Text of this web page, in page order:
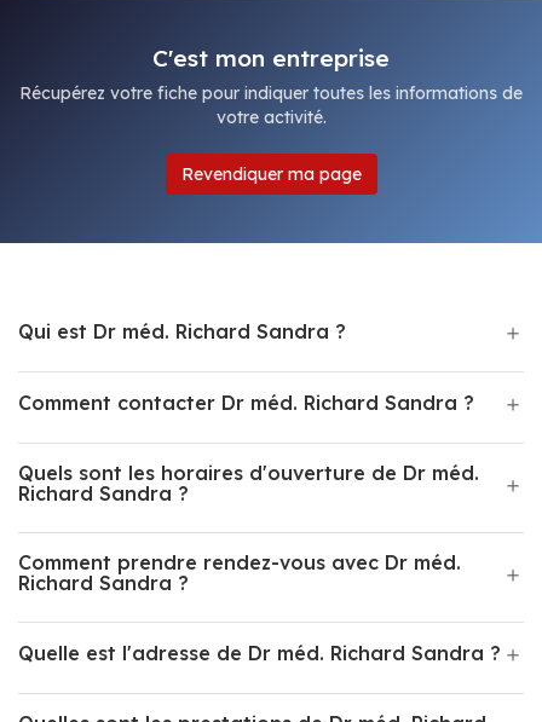
C'est mon entreprise
Récupérez votre fiche pour indiquer toutes les informations de
votre activité.
Revendiquer ma page
Qui est Dr méd. Richard Sandra ?
Comment contacter Dr méd. Richard Sandra ?
Quels sont les horaires d'ouverture de Dr méd.
Richard Sandra ?
Comment prendre rendez-vous avec Dr méd.
Richard Sandra ?
Quelle est l'adresse de Dr méd. Richard Sandra ?